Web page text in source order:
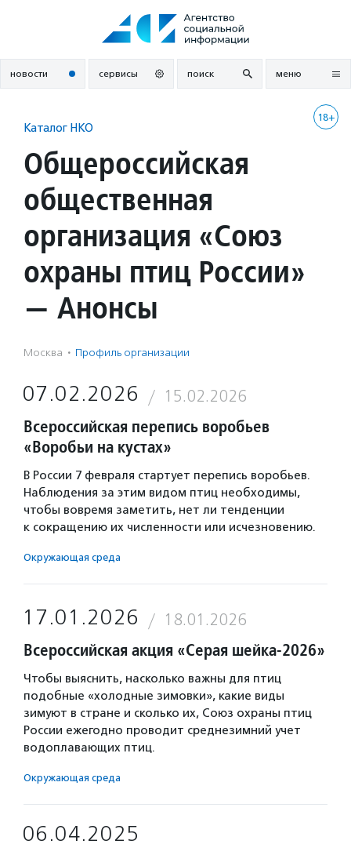
новости сервисы поиск меню
18+
Каталог НКО
Общероссийская
общественная
организация «Союз
охраны птиц России»
— Анонсы
Москва · Профиль организации
07.02.2026 15.02.2026
Всероссийская перепись воробьев
«Воробьи на кустах»
В России 7 февраля стартует перепись воробьев.
Наблюдения за этим видом птиц необходимы,
чтобы вовремя заметить, нет ли тенденции
к сокращению их численности или исчезновению.
Окружающая среда
17.01.2026 18.01.2026
Всероссийская акция «Серая шейка-2026»
Чтобы выяснить, насколько важны для птиц
подобные «холодные зимовки», какие виды
зимуют в стране и сколько их, Союз охраны птиц
России ежегодно проводит среднезимний учет
водоплавающих птиц.
Окружающая среда
06.04.2025